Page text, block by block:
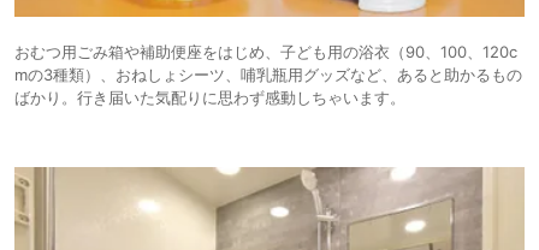
おむつ用ごみ箱や補助便座をはじめ、子ども用の浴衣（90、100、120c
mの3種類）、おねしょシーツ、哺乳瓶用グッズなど、あると助かるもの
ばかり。行き届いた気配りに思わず感動しちゃいます。